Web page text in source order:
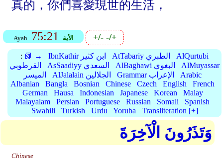
真的，你們喜愛現世的生活，
Ayah 75:21 الأية +/--/+
: 📗 → IbnKathir ابن كثير AtTabariy الطبري
AlQurtubi
القرطوبي
AsSaadiyy السعدي AlBaghawi البغوي
AlMuyassar
الميسر
AlJalalain الجلالين Grammar الإعراب
Arabic
Albanian
Bangla Bosnian Chinese Czech English
French
German
Hausa Indonesian Japanese Korean
Malay
Malayalam
Persian Portuguese Russian Somali
Spanish
Swahili
Turkish Urdu Yoruba Transliteration [+]
وَتَذَرُونَ الْآخِرَةَ
Chinese